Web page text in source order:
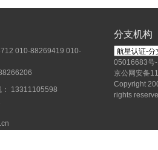
010-88269419 010-
13311105598
分支机构
05016683号
京公网安备
Copyright
rights